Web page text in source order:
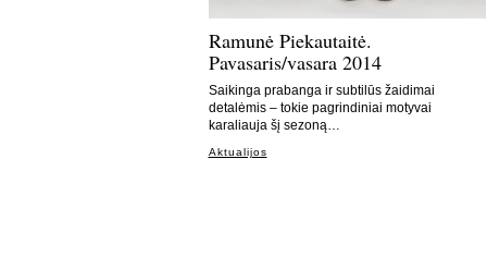
Ramunė Piekautaitė.
Pavasaris/vasara 2014
Saikinga prabanga ir subtilūs žaidimai
detalėmis – tokie pagrindiniai motyvai
karaliauja šį sezoną…
Aktualijos